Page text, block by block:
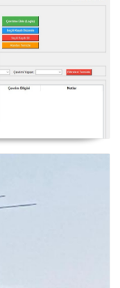
Güncelleme